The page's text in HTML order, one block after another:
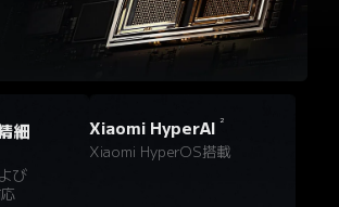
細
び
Xiaomi HyperAI 2
Xiaomi HyperOS搭載